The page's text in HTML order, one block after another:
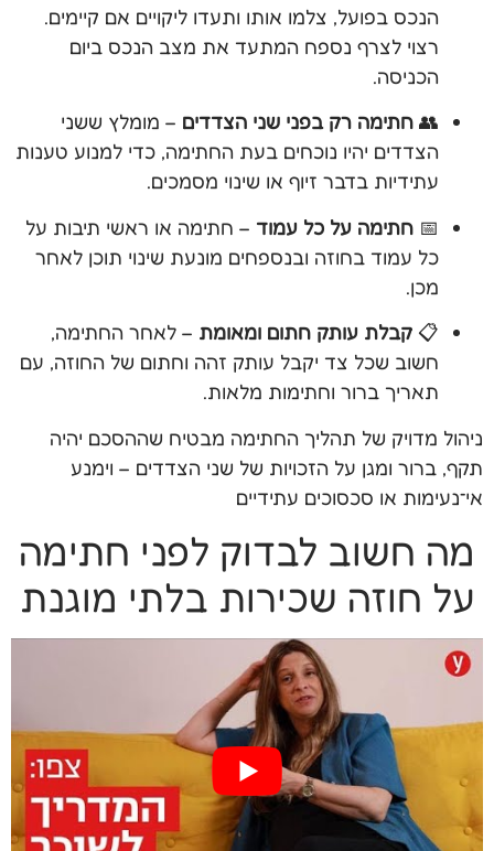
הנכס בפועל, צלמו אותו ותעדו ליקויים אם קיימים.
רצוי לצרף נספח המתעד את מצב הנכס ביום
הכניסה.
👥 חתימה רק בפני שני הצדדים – מומלץ ששני
הצדדים יהיו נוכחים בעת החתימה, כדי למנוע טענות
עתידיות בדבר זיוף או שינוי מסמכים.
📅 חתימה על כל עמוד – חתימה או ראשי תיבות על
כל עמוד בחוזה ובנספחים מונעת שינוי תוכן לאחר
מכן.
📋 קבלת עותק חתום ומאומת – לאחר החתימה,
חשוב שכל צד יקבל עותק זהה וחתום של החוזה, עם
תאריך ברור וחתימות מלאות.
ניהול מדויק של תהליך החתימה מבטיח שההסכם יהיה
תקף, ברור ומגן על הזכויות של שני הצדדים – וימנע
אי־נעימות או סכסוכים עתידיים
מה חשוב לבדוק לפני חתימה
על חוזה שכירות בלתי מוגנת